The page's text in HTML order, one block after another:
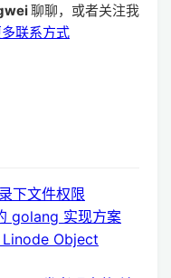
聊聊，或者关注我
联系方式
下文件权限
golang 实现方案
Linode Object